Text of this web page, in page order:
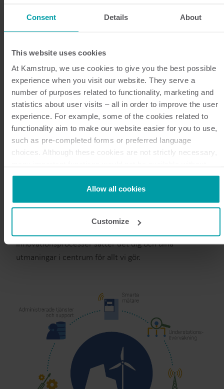
Consent Details About
This website uses cookies
At Kamstrup, we use cookies to give you the best possible
experience when you visit our website. They serve a
number of purposes related to functionality, marketing and
statistics about user visits – all in order to improve the user
experience. For example, some of the cookies related to
functionality aim to make our website easier for you to use,
such as pre-completed forms or preferred language
choices. Although these cookies are not strictly necessary,
them.
Kamstrup makes use of third-party cookies. A third-party
cookie is installed by someone other than us, such as other
You can at any time change or withdraw your consent from
the Cookie Declaration
here.
Allow all cookies
Customize
Din fullservicepartner
Vi erbjuder en integrerad lösning som täcker hela
värdekedjan för smart mätning och gör det möjligt för
elbolag att förenkla sin smarta mätning och
upprätthålla ett effektivt elnät.
Vår kunskap bygger på 25-årig erfarenhet inom
elmätning, men det som får oss att sticka ut är vårt
tankesätt. Vårt mål är att vara en tillförlitlig partner
som innoverar tillsammans med våra kunder och
verksamhet och anpassa sig till framtida krav.
Vi arbetar dagligen med att ”hosta” och driva våra
egna smarta mätningssystem för en rad
innovationsprocesser sätter det dig och dina
utmaningar i centrum för allt vi gör.